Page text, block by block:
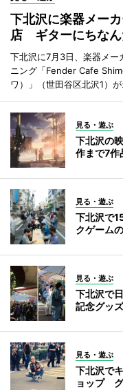
下北沢に楽器メー
店 ギターにちなん
下北沢に7月3日、楽器メー
ニング「Fender Cafe
ワ）」（世田谷区北沢1）が
見る・遊ぶ
下北沢の
作まで7作
見る・遊ぶ
下北沢で
クゲーム
見る・遊ぶ
下北沢で
記念グッ
見る・遊ぶ
下北沢で
ョップ